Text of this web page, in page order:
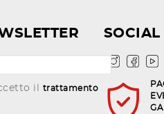
il trattamento
SOCIAL